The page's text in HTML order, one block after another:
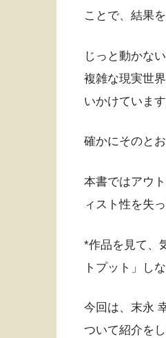
ことで、結果
じっと動かな
複雑な現実世
いかけています
確かにそのとお
本書ではアウ
ィスト性を失
*作品を見て、
トプット」し
今回は、末永
ついて紹介をし